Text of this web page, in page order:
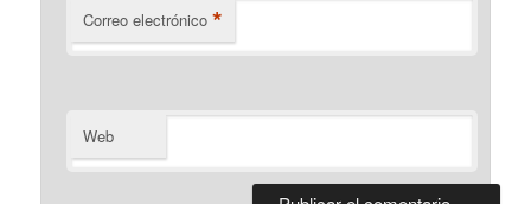
Correo electrónico *
Web